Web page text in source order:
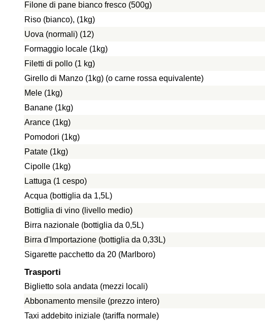
Filone di pane bianco fresco (500g)
Riso (bianco), (1kg)
Uova (normali) (12)
Formaggio locale (1kg)
Filetti di pollo (1 kg)
Girello di Manzo (1kg) (o carne rossa equivalente)
Mele (1kg)
Banane (1kg)
Arance (1kg)
Pomodori (1kg)
Patate (1kg)
Cipolle (1kg)
Lattuga (1 cespo)
Acqua (bottiglia da 1,5L)
Bottiglia di vino (livello medio)
Birra nazionale (bottiglia da 0,5L)
Birra d'Importazione (bottiglia da 0,33L)
Sigarette pacchetto da 20 (Marlboro)
Trasporti
Biglietto sola andata (mezzi locali)
Abbonamento mensile (prezzo intero)
Taxi addebito iniziale (tariffa normale)